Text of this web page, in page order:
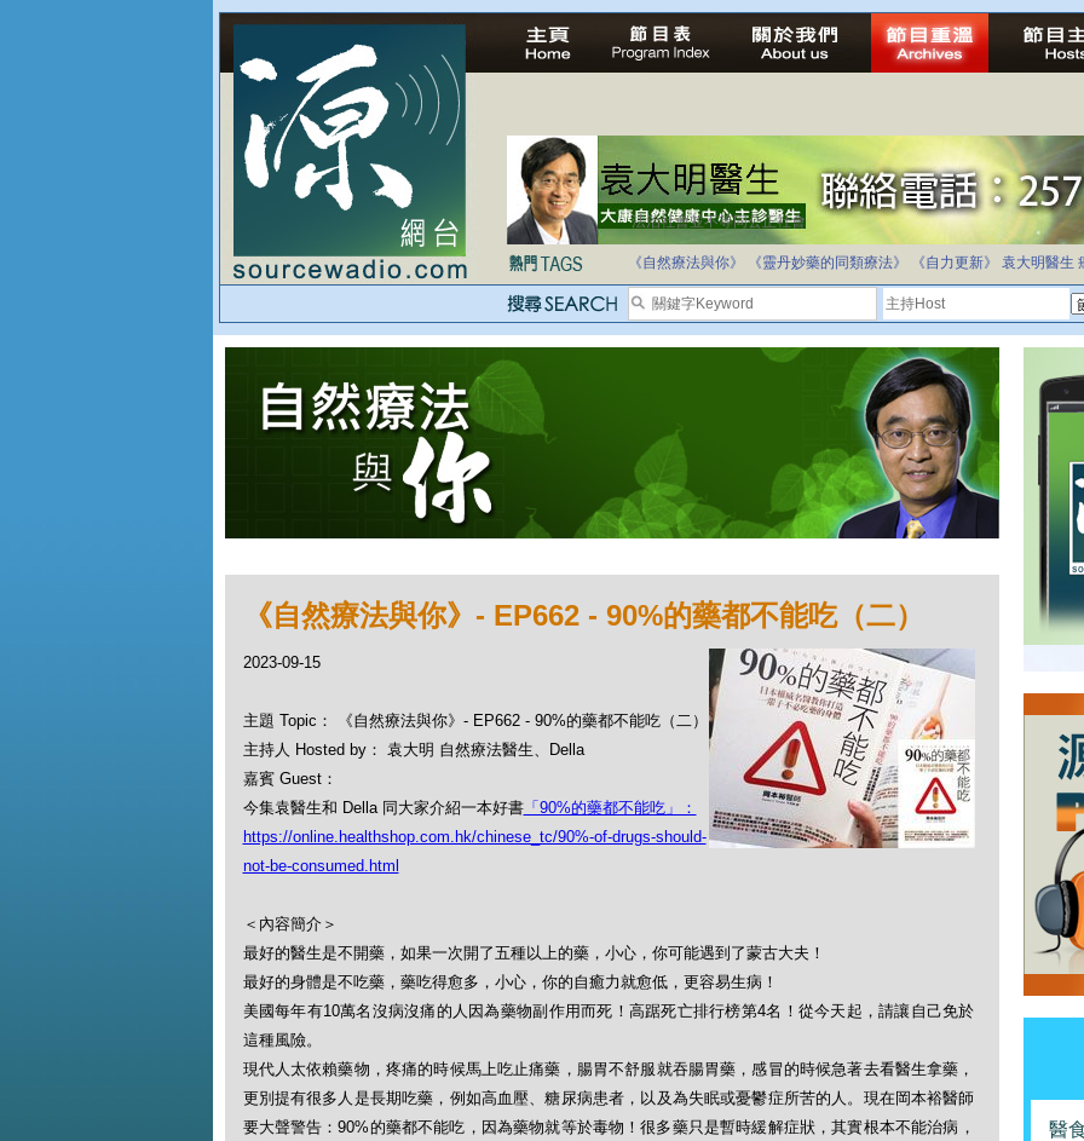
法治社會並不等同公正社會
自家教育合法化-推動多元化教育，全民學卷制
《自然療法與你》
《靈丹妙藥的同類療法》 《自力更新》 袁大明醫生
《自然療法與你》- EP662 - 90%的藥都不能吃（二）
2023-09-15
主題 Topic： 《自然療法與你》- EP662 - 90%的藥都不能吃（二）
主持人 Hosted by： 袁大明 自然療法醫生、Della
嘉賓 Guest：
今集袁醫生和 Della 同大家介紹一本好書「90%的藥都不能吃」：
https://online.healthshop.com.hk/chinese_tc/90%-of-drugs-should-
not-be-consumed.html
＜內容簡介＞
最好的醫生是不開藥，如果一次開了五種以上的藥，小心，你可能遇到了蒙古大夫！
最好的身體是不吃藥，藥吃得愈多，小心，你的自癒力就愈低，更容易生病！
美國每年有10萬名沒病沒痛的人因為藥物副作用而死！高踞死亡排行榜第4名！從今天起，請讓自己免於
這種風險。
現代人太依賴藥物，疼痛的時候馬上吃止痛藥，腸胃不舒服就吞腸胃藥，感冒的時候急著去看醫生拿藥，
更別提有很多人是長期吃藥，例如高血壓、糖尿病患者，以及為失眠或憂鬱症所苦的人。現在岡本裕醫師
要大聲警告：90%的藥都不能吃，因為藥物就等於毒物！很多藥只是暫時緩解症狀，其實根本不能治病，
醫